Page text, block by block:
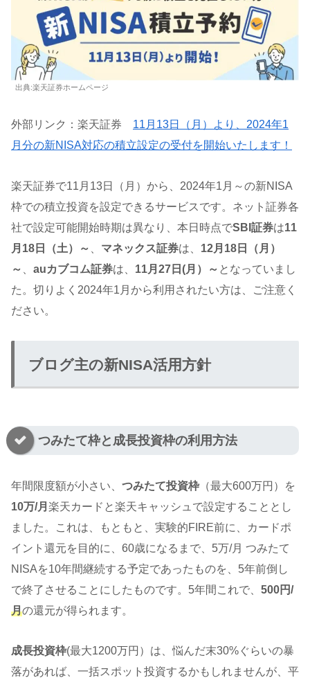
出典:楽天証券ホームページ
外部リンク：楽天証券 11月13日（月）より、2024年1
月分の新NISA対応の積立設定の受付を開始いたします！
楽天証券で11月13日（月）から、2024年1月～の新NISA
枠での積立投資を設定できるサービスです。ネット証券各
社で設定可能開始時期は異なり、本日時点でSBI証券は11
月18日（土）～
マネックス証券は、 12月18日（月）
～
auカブコム証券は、 11月27日(月）～ となっていまし
た。切りよく2024年1月から利用されたい方は、ご注意く
ださい。
ブログ主の新NISA活用方針
つみたて枠と成長投資枠の利用方法
年間限度額が小さい、 つみたて投資枠 （最大600万円）を
10万/月 楽天カードと楽天キャッシュで設定することとし
ました。これは、もともと、実験的FIRE前に、カードポ
イント還元を目的に、60歳になるまで、5万/月 つみたて
NISAを10年間継続する予定であったものを、5年前倒し
で終了させることにしたものです。5年間これで、 500円/
月の還元が得られます。
成長投資枠(最大1200万円）は、悩んだ末30%ぐらいの暴
落があれば、一括スポット投資するかもしれませんが、平